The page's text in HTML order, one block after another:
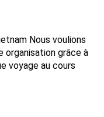
Nous voulions
organisation grâce à
voyage au cours